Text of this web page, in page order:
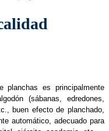
planchas es principalmente
(sábanas, edredones,
buen efecto de planchado,
automático, adecuado para